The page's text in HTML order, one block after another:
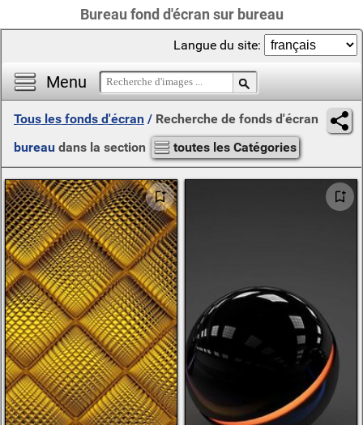
Bureau fond d'écran sur bureau
Menu
Langue du site:
Tous les fonds d'écran / Recherche de fonds d'écran
bureau dans la section toutes les Catégories